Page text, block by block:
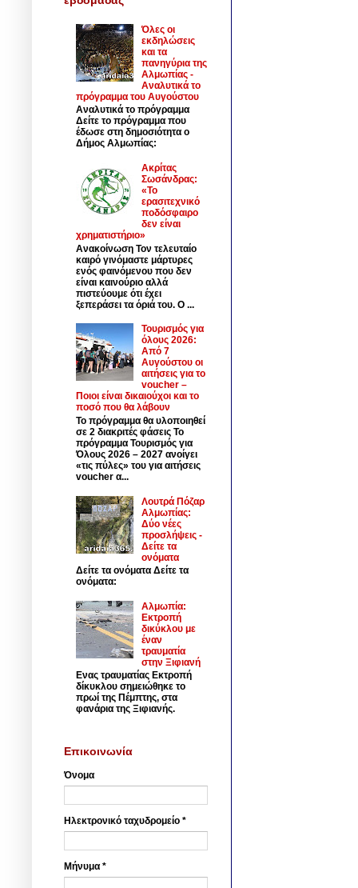
Όλες οι
εκδηλώσεις
και τα
πανηγύρια της
Αλμωπίας -
Αναλυτικά το
πρόγραμμα του Αυγούστου
Αναλυτικά το πρόγραμμα
Δείτε το πρόγραμμα που
έδωσε στη δημοσιότητα ο
Δήμος Αλμωπίας:
Ακρίτας
Σωσάνδρας:
«Το
ερασιτεχνικό
ποδόσφαιρο
δεν είναι
χρηματιστήριο»
Ανακοίνωση Τον τελευταίο
καιρό γινόμαστε μάρτυρες
ενός φαινόμενου που δεν
είναι καινούριο αλλά
πιστεύουμε ότι έχει
ξεπεράσει τα όριά του. Ο ...
Τουρισμός για
όλους 2026:
Από 7
Αυγούστου οι
αιτήσεις για το
voucher –
Ποιοι είναι δικαιούχοι και το
ποσό που θα λάβουν
Το πρόγραμμα θα υλοποιηθεί
σε 2 διακριτές φάσεις Το
πρόγραμμα Τουρισμός για
Όλους 2026 – 2027 ανοίγει
«τις πύλες» του για αιτήσεις
voucher α...
Λουτρά Πόζαρ
Αλμωπίας:
Δύο νέες
προσλήψεις -
Δείτε τα
ονόματα
Δείτε τα ονόματα Δείτε τα
ονόματα:
Αλμωπία:
Εκτροπή
δικύκλου με
έναν
τραυματία
στην Ξιφιανή
Ενας τραυματίας Εκτροπή
δίκυκλου σημειώθηκε το
πρωί της Πέμπτης, στα
φανάρια της Ξιφιανής.
Επικοινωνία
Όνομα
Ηλεκτρονικό ταχυδρομείο *
Μήνυμα *